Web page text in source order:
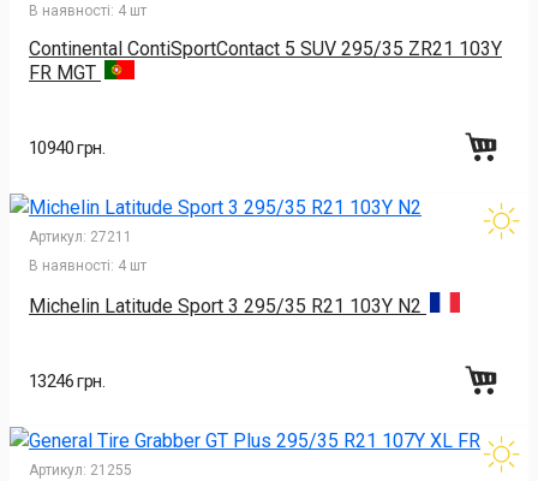
В наявності: 4 шт
Continental ContiSportContact 5 SUV 295/35 ZR21 103Y
FR MGT
10940 грн.
Артикул: 27211
В наявності: 4 шт
Michelin Latitude Sport 3 295/35 R21 103Y N2
13246 грн.
Артикул: 21255